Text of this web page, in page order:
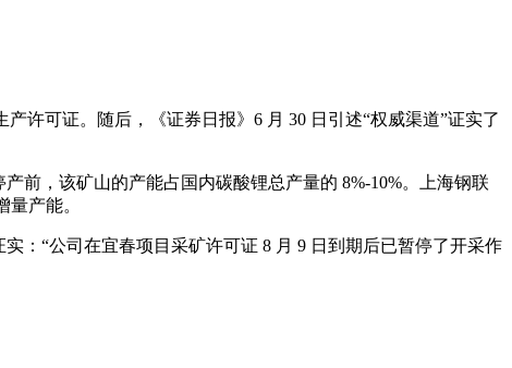
许可证。随后，《证券日报》6 月 30 日引述“权威渠道”证实了
前，该矿山的产能占国内碳酸锂总产量的 8%-10%。上海钢联
产能。
：“公司在宜春项目采矿许可证 8 月 9 日到期后已暂停了开采作